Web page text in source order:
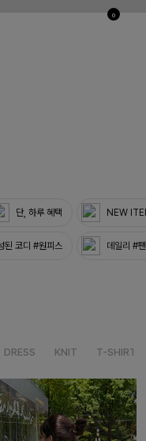
0
단, 하루 혜택 NEW
된 코디 #원피스 데일리 #
DRESS KNIT T-SHIRT